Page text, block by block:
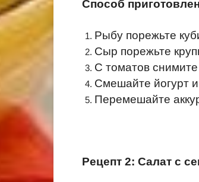
Способ
Рыбу порежьте
Сыр порежьте
С томатов
Смешайте йогурт
Перемешайте
Рецепт 2: Салат с